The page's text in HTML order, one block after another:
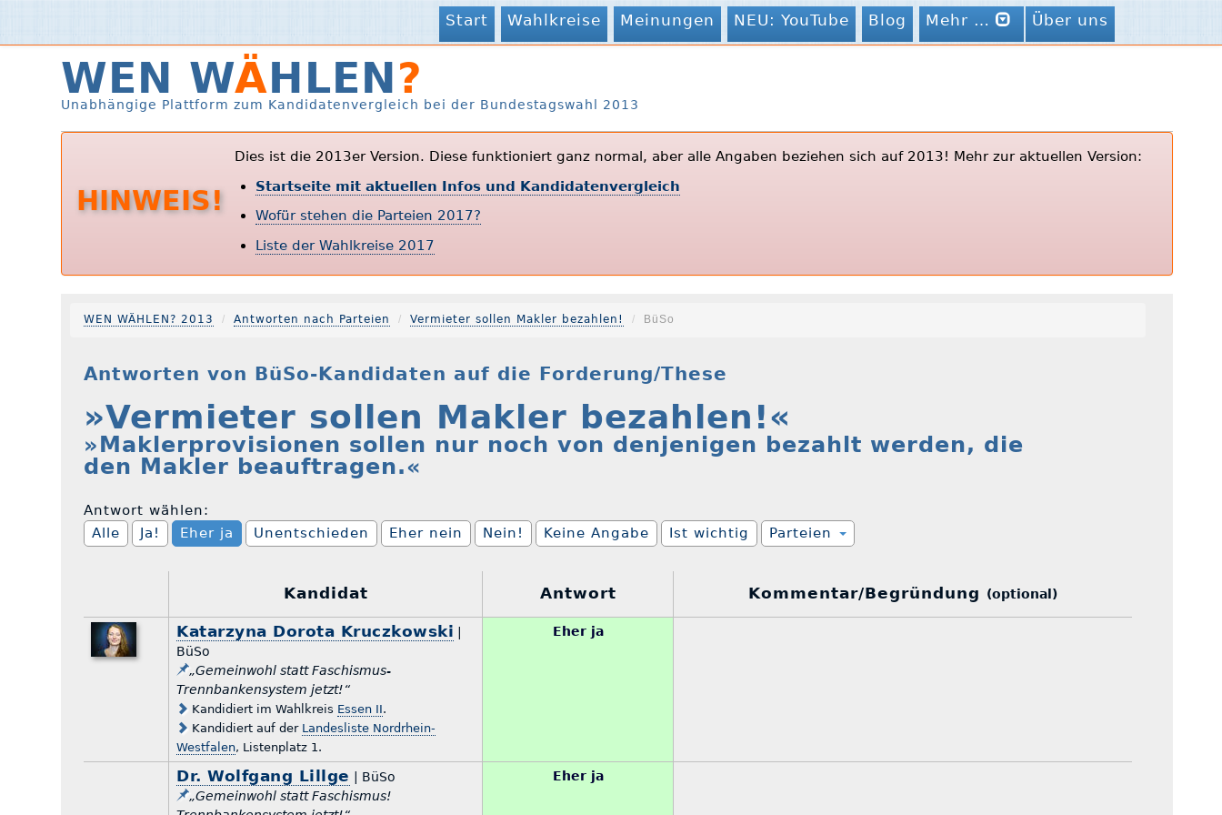
Start Wahlkreise Meinungen NEU: YouTube Blog Mehr … Über uns
WEN WÄHLEN?
Unabhängige Plattform zum Kandidatenvergleich bei der Bundestagswahl 2013
HINWEIS!
Dies ist die 2013er Version. Diese funktioniert ganz normal, aber alle Angaben beziehen sich auf 2013! Mehr zur aktuellen Version:
Startseite mit aktuellen Infos und Kandidatenvergleich
Wofür stehen die Parteien 2017?
Liste der Wahlkreise 2017
WEN WÄHLEN? 2013 Antworten nach Parteien Vermieter sollen Makler bezahlen! BüSo
Antworten von BüSo-Kandidaten auf die Forderung/These
»Vermieter sollen Makler bezahlen!«
»Maklerprovisionen sollen nur noch von denjenigen bezahlt werden, die
den Makler beauftragen.«
Antwort wählen:
Alle
Ja! Eher ja Unentschieden Eher nein Nein! Keine Angabe Ist wichtig Parteien
Kandidat Antwort Kommentar/Begründung (optional)
Katarzyna Dorota Kruczkowski
BüSo
„Gemeinwohl statt Faschismus-
Trennbankensystem jetzt!“
Kandidiert im Wahlkreis Essen II.
Kandidiert auf der Landesliste Nordrhein-
Westfalen, Listenplatz 1.
Eher ja
Dr. Wolfgang Lillge
| BüSo
„Gemeinwohl statt Faschismus!
Eher ja